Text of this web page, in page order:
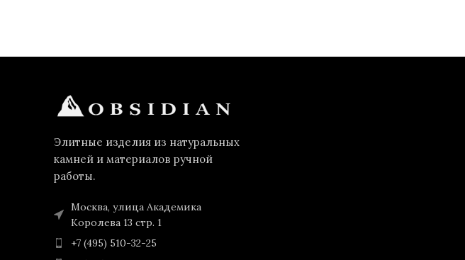
Элитные изделия из натуральных
камней и материалов ручной
работы.
Москва, улица Академика
Королева 13 стр. 1
+7 (495) 510-32-25